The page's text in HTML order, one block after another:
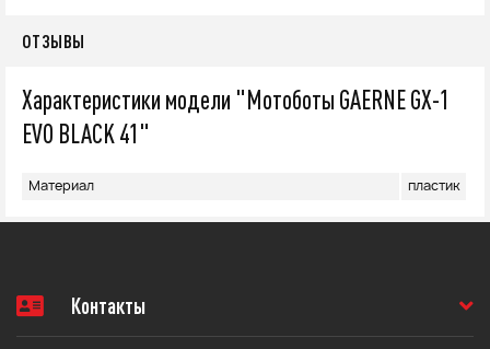
ОТЗЫВЫ
Характеристики модели "Мотоботы GAERNE GX-1
EVO BLACK 41"
Материал пластик
Контакты